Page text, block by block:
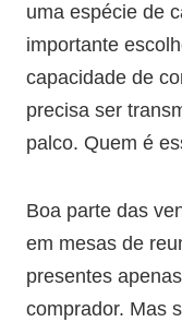
uma espécie de
importante
capacidade de
precisa ser
palco. Quem é
Boa parte das
em mesas de
presentes
comprador. Mas